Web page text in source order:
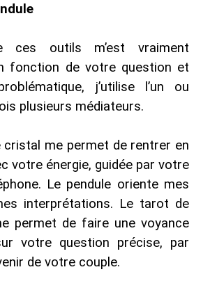
ces outils m’est vraiment
fonction de votre question et
j’utilise l’un ou
plusieurs médiateurs.
cristal me permet de rentrer en
votre énergie, guidée par votre
Le pendule oriente mes
interprétations. Le tarot de
permet de faire une voyance
votre question précise, par
de votre couple.